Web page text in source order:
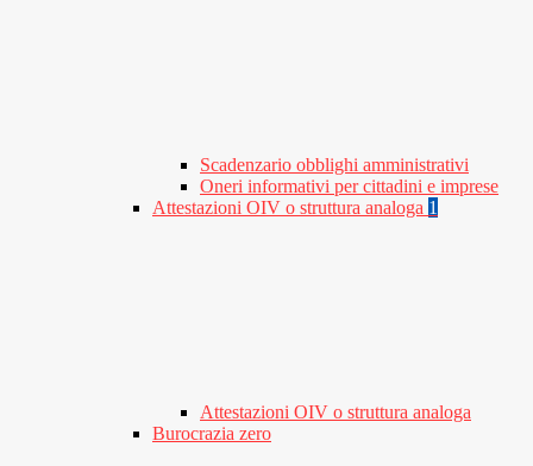
Scadenzario obblighi amministrativi
Oneri informativi per cittadini e imprese
Attestazioni OIV o struttura analoga 1
Attestazioni OIV o struttura analoga
Burocrazia zero